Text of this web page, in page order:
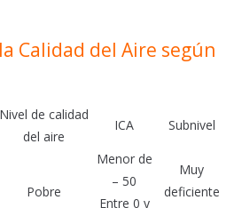
Calidad del Aire según
Nivel de calidad
del aire
ICA Subnivel
Pobre
Menor de
– 50
Entre 0 y
Muy
deficiente